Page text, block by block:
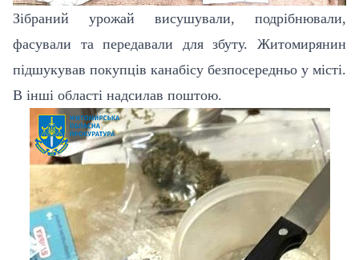
Зібраний урожай висушували, подрібнювали,
фасували та передавали для збуту. Житомирянин
підшукував покупців канабісу безпосередньо у місті.
В інші області надсилав поштою.